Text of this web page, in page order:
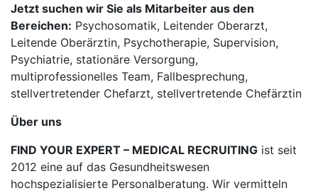
Jetzt suchen wir Sie als Mitarbeiter aus den
Bereichen: Psychosomatik, Leitender Oberarzt,
Leitende Oberärztin, Psychotherapie, Supervision,
Psychiatrie, stationäre Versorgung,
multiprofessionelles Team, Fallbesprechung,
stellvertretender Chefarzt, stellvertretende Chefärztin
Über uns
FIND YOUR EXPERT – MEDICAL RECRUITING ist seit
2012 eine auf das Gesundheitswesen
hochspezialisierte Personalberatung. Wir vermitteln